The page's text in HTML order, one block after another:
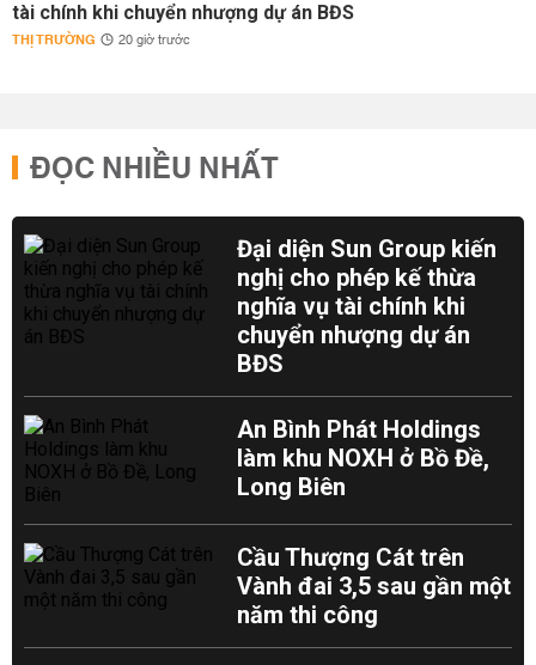
tài chính khi chuyển nhượng dự án BĐS
THỊ TRƯỜNG 20 giờ trước
ĐỌC NHIỀU NHẤT
Đại diện Sun Group kiến
nghị cho phép kế thừa
nghĩa vụ tài chính khi
chuyển nhượng dự án
BĐS
An Bình Phát Holdings
làm khu NOXH ở Bồ Đề,
Long Biên
Cầu Thượng Cát trên
Vành đai 3,5 sau gần một
năm thi công